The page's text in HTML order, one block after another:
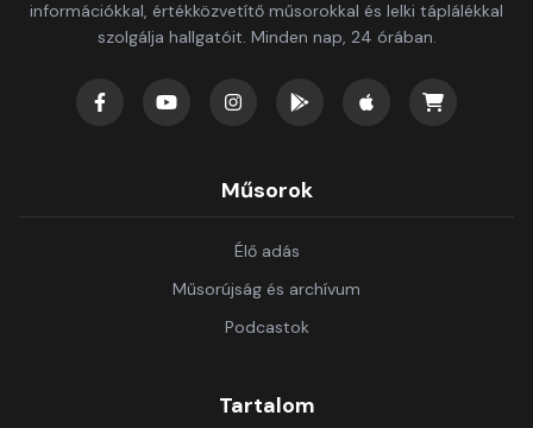
információkkal, értékközvetítő műsorokkal és lelki táplálékkal
szolgálja hallgatóit. Minden nap, 24 órában.
Műsorok
Élő adás
Műsorújság és archívum
Podcastok
Tartalom